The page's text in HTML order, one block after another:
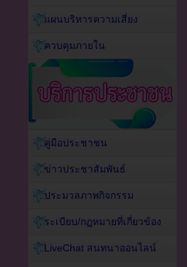
แผนบริหารความเสี่ยง
ควบคุมภายใน
คู่มือประชาชน
ข่าวประชาสัมพันธ์
ประมวลภาพกิจกรรม
ระเบียบ/กฏหมายที่เกี่ยวข้อง
LiveChat สนทนาออนไลน์